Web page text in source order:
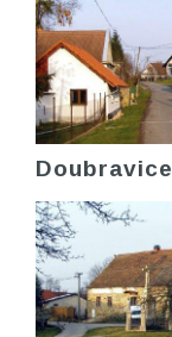
Doubravice